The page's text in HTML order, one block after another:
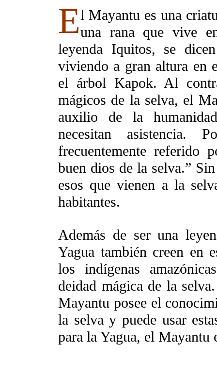
El Mayantu es una
una rana que vive
leyenda Iquitos, se
viviendo a gran altura en
el árbol Kapok. Al
mágicos de la selva, el
auxilio de la
necesitan
frecuentemente referido
buen dios de la selva.”
esos que vienen a la
habitantes.
Además de ser una
Yagua también creen en
los indígenas
deidad mágica de la
Mayantu posee el
la selva y puede usar
para la Yagua, el